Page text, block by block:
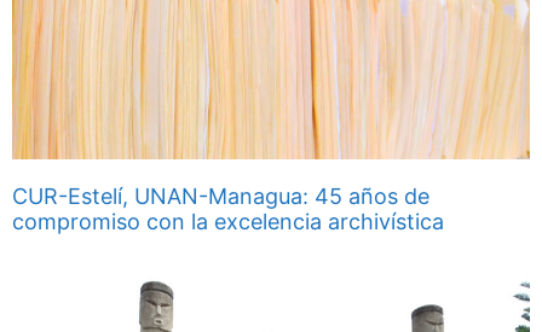
CUR-Estelí, UNAN-Managua: 45 años de
compromiso con la excelencia archivística